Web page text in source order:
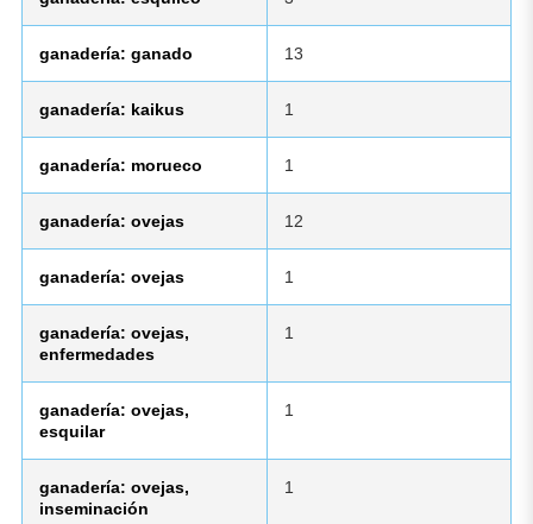
ganadería: ganado 13
ganadería: kaikus 1
ganadería: morueco 1
ganadería: ovejas 12
ganadería: ovejas 1
ganadería: ovejas,
enfermedades
1
ganadería: ovejas,
esquilar
1
ganadería: ovejas,
inseminación
1